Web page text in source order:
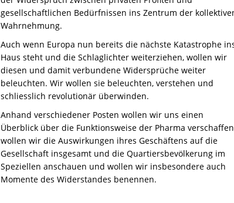
gesellschaftlichen Bedürfnissen ins Zentrum der
Wahrnehmung.
Auch wenn Europa nun bereits die nächste Katastrophe
Haus steht und die Schlaglichter weiterziehen, wollen wir
diesen und damit verbundene Widersprüche weiter
beleuchten. Wir wollen sie beleuchten, verstehen und
schliesslich revolutionär überwinden.
Anhand verschiedener Posten wollen wir uns einen
Überblick über die Funktionsweise der Pharma
wollen wir die Auswirkungen ihres Geschäftens auf die
Gesellschaft insgesamt und die Quartiersbevölkerung im
Speziellen anschauen und wollen wir insbesondere auch
Momente des Widerstandes benennen.